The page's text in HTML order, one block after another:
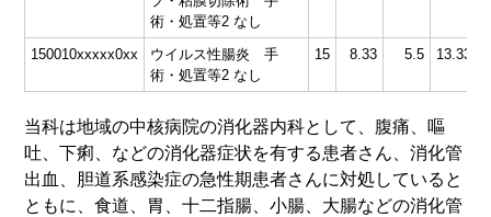
術・処置等2 なし
150010xxxxx0xx
ウイルス性腸炎 手
術・処置等2 なし
15 8.33 5.5 13.33
当科は地域の中核病院の消化器内科として、腹痛、嘔
吐、下痢、などの消化器症状を有する患者さん、消化管
出血、胆道系感染症の急性期患者さんに対処していると
ともに、食道、胃、十二指腸、小腸、大腸などの消化管